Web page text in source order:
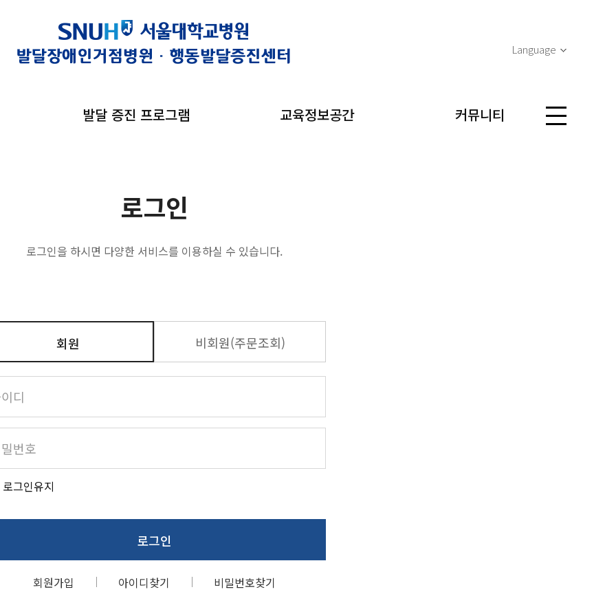
Language
발달 증진 프로그램 교육정보공간 커뮤니티
로그인
로그인을 하시면 다양한 서비스를 이용하실 수 있습니다.
회원 비회원(주문조회)
로그인유지
로그인
회원가입 아이디찾기 비밀번호찾기